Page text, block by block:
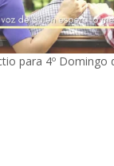
para 4º Domingo